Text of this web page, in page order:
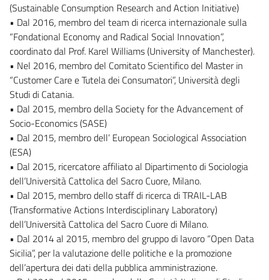
(Sustainable Consumption Research and Action Initiative)
• Dal 2016, membro del team di ricerca internazionale sulla
“Fondational Economy and Radical Social Innovation”,
coordinato dal Prof. Karel Williams (University of Manchester).
• Nel 2016, membro del Comitato Scientifico del Master in
“Customer Care e Tutela dei Consumatori”, Università degli
Studi di Catania.
• Dal 2015, membro della Society for the Advancement of
Socio-Economics (SASE)
• Dal 2015, membro dell’ European Sociological Association
(ESA)
• Dal 2015, ricercatore affiliato al Dipartimento di Sociologia
dell’Università Cattolica del Sacro Cuore, Milano.
• Dal 2015, membro dello staff di ricerca di TRAIL-LAB
(Transformative Actions Interdisciplinary Laboratory)
dell’Università Cattolica del Sacro Cuore di Milano.
• Dal 2014 al 2015, membro del gruppo di lavoro “Open Data
Sicilia”, per la valutazione delle politiche e la promozione
dell’apertura dei dati della pubblica amministrazione.